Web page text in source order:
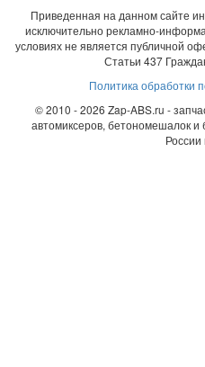
Приведенная на данном сайте
исключительно рекламно-
условиях не является публичной
Статьи 437
Политика обработки
© 2010 - 2026 Zap-ABS.ru -
автомиксеров, бетономешалок и